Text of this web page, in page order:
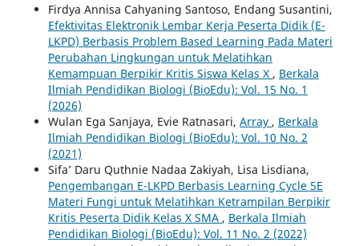
Firdya Annisa Cahyaning Santoso, Endang Susantini,
Efektivitas Elektronik Lembar Kerja Peserta Didik (E-
LKPD) Berbasis Problem Based Learning Pada Materi
Perubahan Lingkungan untuk Melatihkan
Kemampuan Berpikir Kritis Siswa Kelas X , Berkala
Ilmiah Pendidikan Biologi (BioEdu): Vol. 15 No. 1
(2026)
Wulan Ega Sanjaya, Evie Ratnasari, Array , Berkala
Ilmiah Pendidikan Biologi (BioEdu): Vol. 10 No. 2
(2021)
Sifa’ Daru Quthnie Nadaa Zakiyah, Lisa Lisdiana,
Pengembangan E-LKPD Berbasis Learning Cycle 5E
Materi Fungi untuk Melatihkan Ketrampilan Berpikir
Kritis Peserta Didik Kelas X SMA , Berkala Ilmiah
Pendidikan Biologi (BioEdu): Vol. 11 No. 2 (2022)